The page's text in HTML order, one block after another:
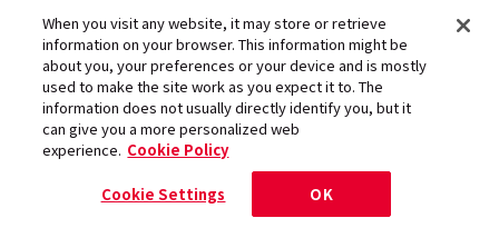
2018.10.05
前の記事
みんなが知ってる“コメ
When you visit any website, it may store or retrieve
information on your browser. This information might be
about you, your preferences or your device and is mostly
used to make the site work as you expect it to. The
information does not usually directly identify you, but it
can give you a more personalized web
experience. Cookie Policy
Cookie Settings OK